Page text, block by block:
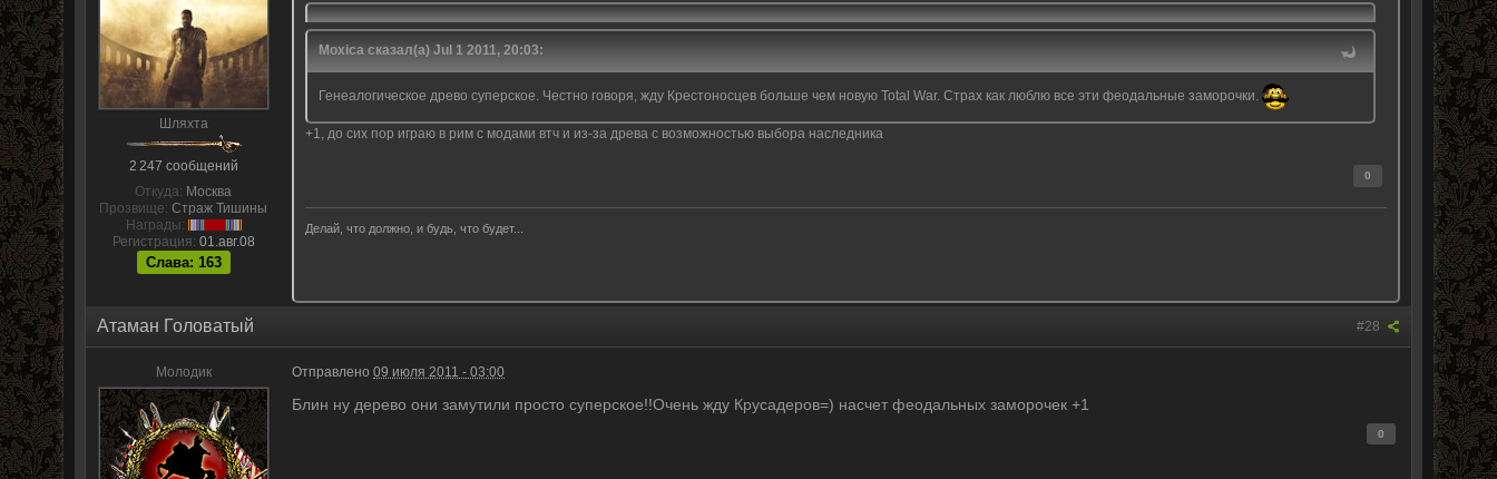
Шляхта
2 247 сообщений
Откуда: Москва
Прозвище: Страж Тишины
Награды:
Регистрация: 01.авг.08
Слава: 163
Moxica сказал(а) Jul 1 2011, 20:03:
Генеалогическое древо суперское. Честно говоря, жду Крестоносцев больше чем новую Total War. Страх как люблю все эти феодальные заморочки.
+1, до сих пор играю в рим с модами втч и из-за древа с возможностью выбора наследника
0
Делай, что должно, и будь, что будет...
#28
Атаман Головатый
Молодик Отправлено09 июля 2011 - 03:00
Блин ну дерево они замутили просто суперское!!Очень жду Крусадеров=) насчет феодальных заморочек +1
0